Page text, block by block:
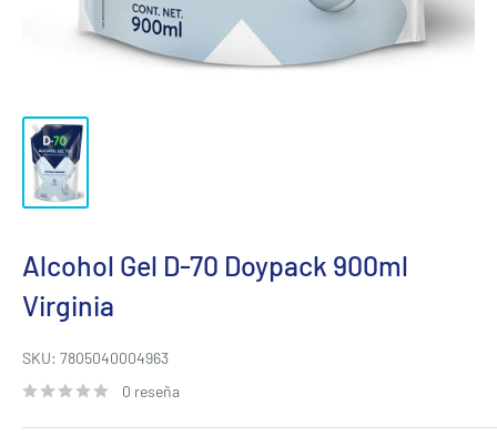
Alcohol Gel D-70 Doypack 900ml
Virginia
SKU: 7805040004963
0 reseña